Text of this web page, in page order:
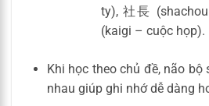
ty), 社長
(kaigi – cuộc họp).
Khi học theo chủ đề, não bộ
nhau giúp ghi nhớ dễ dàng